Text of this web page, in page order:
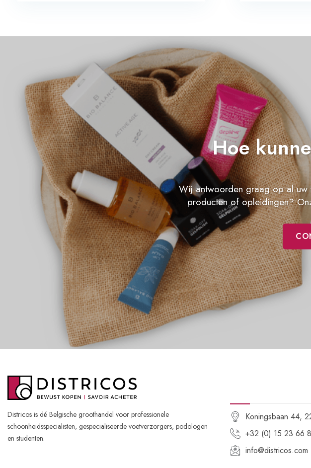
Hoe
Wij antwoorden graag op al uw
producten of opleidingen?
Districos is dé Belgische groothandel voor professionele
schoonheidsspecialisten, gespecialiseerde voetverzorgers, podologen
en studenten.
Koningsbaan 44,
+32 (0) 15 23 66
info@districos.com